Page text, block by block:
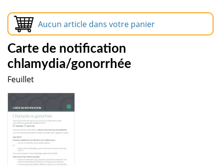
Aucun article dans votre panier
Carte de notification
chlamydia/gonorrhée
Feuillet